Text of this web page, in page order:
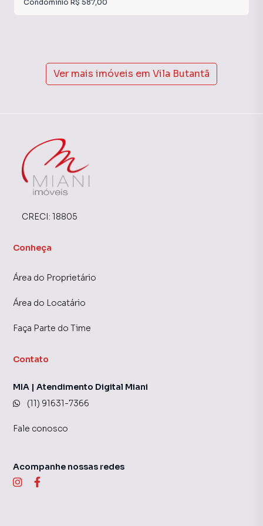
Na Miani Imóveis você consegue vender ou alugar seu
campanhas específicas para São Paulo, o que aumenta
muito o número de contatos interessados e tendo como
consequência uma maior chance de vender ou alugar seu
imóvel mais rápido. Contamos também com um time de
programadores, corretores treinados e uma central de
atendimento preparada para atender proprietários e
Condomínio R$ 587,00
Ver mais imóveis em Vila Butantã
CRECI: 18805
Conheça
Área do Proprietário
Área do Locatário
Faça Parte do Time
Contato
MIA | Atendimento Digital Miani
(11) 91631-7366
Fale conosco
Acompanhe nossas redes